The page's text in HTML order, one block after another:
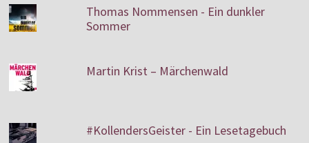
Thomas Nommensen - Ein dunkler
Sommer
Martin Krist – Märchenwald
#KollendersGeister - Ein Lesetagebuch